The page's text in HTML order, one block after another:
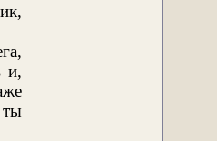
и,
ты